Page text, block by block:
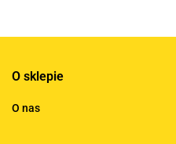
O sklepie
O nas